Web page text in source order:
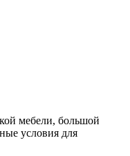
мебели, большой
условия для